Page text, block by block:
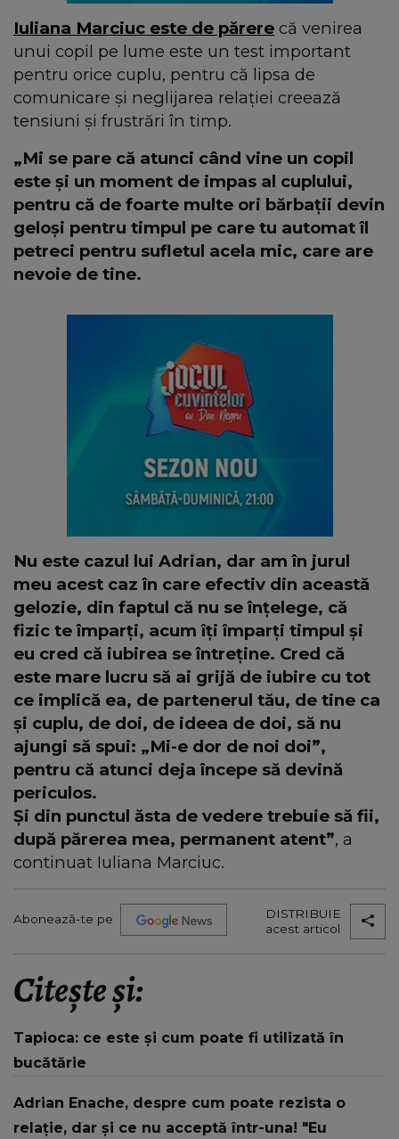
Iuliana Marciuc este de părere că venirea
unui copil pe lume este un test important
pentru orice cuplu, pentru că lipsa de
comunicare și neglijarea relației creează
tensiuni și frustrări în timp.
„Mi se pare că atunci când vine un copil
este și un moment de impas al cuplului,
pentru că de foarte multe ori bărbații devin
geloși pentru timpul pe care tu automat îl
petreci pentru sufletul acela mic, care are
nevoie de tine.
Nu este cazul lui Adrian, dar am în jurul
meu acest caz în care efectiv din această
gelozie, din faptul că nu se înțelege, că
fizic te împarți, acum îți împarți timpul și
eu cred că iubirea se întreține. Cred că
este mare lucru să ai grijă de iubire cu tot
ce implică ea, de partenerul tău, de tine ca
și cuplu, de doi, de ideea de doi, să nu
ajungi să spui: „Mi-e dor de noi doi”,
pentru că atunci deja începe să devină
periculos.
Și din punctul ăsta de vedere trebuie să fii,
după părerea mea, permanent atent”, a
continuat Iuliana Marciuc.
Abonează-te pe
DISTRIBUIE
acest articol
Citește și:
Tapioca: ce este și cum poate fi utilizată în
bucătărie
Adrian Enache, despre cum poate rezista o
relație, dar și ce nu acceptă într-una! "Eu